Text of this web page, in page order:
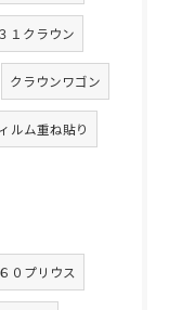
１クラウン
クラウンワゴン
ルム重ね貼り
６０プリウス